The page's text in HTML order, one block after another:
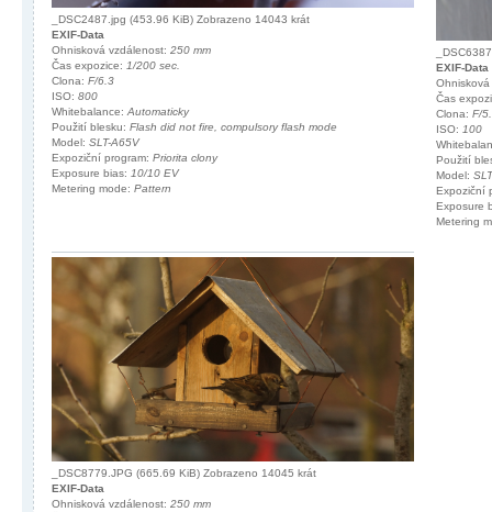
_DSC2487.jpg (453.96 KiB) Zobrazeno 14043 krát
EXIF-Data
Ohnisková vzdálenost: 250 mm
Čas expozice: 1/200 sec.
Clona: F/6.3
ISO: 800
Whitebalance: Automaticky
Použití blesku: Flash did not fire, compulsory flash mode
Model: SLT-A65V
Expoziční program: Priorita clony
Exposure bias: 10/10 EV
Metering mode: Pattern
EXIF-Data
Čas
Clona: F/
ISO: 100
Použití
Model:
Expoziční
Exposure
Metering
_DSC8779.JPG (665.69 KiB) Zobrazeno 14045 krát
EXIF-Data
Ohnisková vzdálenost: 250 mm